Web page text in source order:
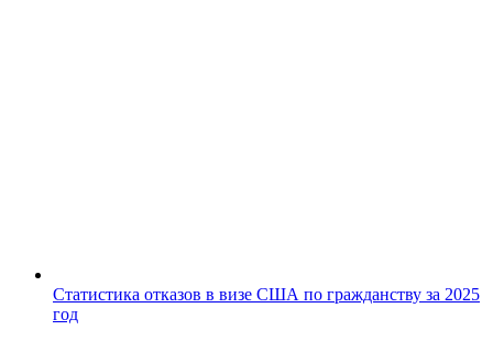
Статистика отказов в визе США по гражданству за 2025
год